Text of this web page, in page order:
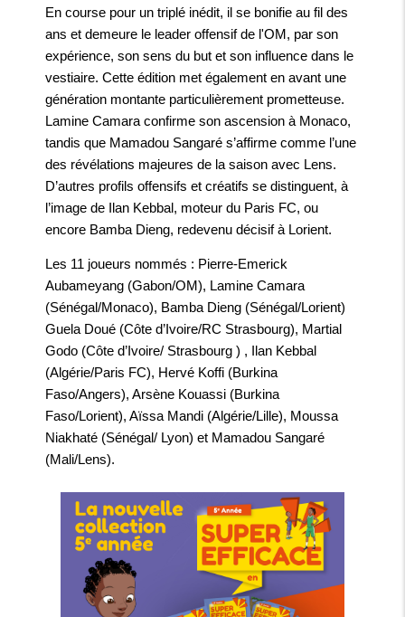
En course pour un triplé inédit, il se bonifie au fil des
ans et demeure le leader offensif de l'OM, par son
expérience, son sens du but et son influence dans le
vestiaire. Cette édition met également en avant une
génération montante particulièrement prometteuse.
Lamine Camara confirme son ascension à Monaco,
tandis que Mamadou Sangaré s’affirme comme l’une
des révélations majeures de la saison avec Lens.
D’autres profils offensifs et créatifs se distinguent, à
l’image de Ilan Kebbal, moteur du Paris FC, ou
encore Bamba Dieng, redevenu décisif à Lorient.
Les 11 joueurs nommés : Pierre-Emerick
Aubameyang (Gabon/OM), Lamine Camara
(Sénégal/Monaco), Bamba Dieng (Sénégal/Lorient)
Guela Doué (Côte d’Ivoire/RC Strasbourg), Martial
Godo (Côte d’Ivoire/ Strasbourg ) , Ilan Kebbal
(Algérie/Paris FC), Hervé Koffi (Burkina
Faso/Angers), Arsène Kouassi (Burkina
Faso/Lorient), Aïssa Mandi (Algérie/Lille), Moussa
Niakhaté (Sénégal/ Lyon) et Mamadou Sangaré
(Mali/Lens).